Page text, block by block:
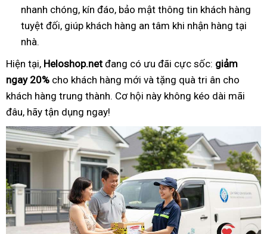
nhanh chóng, kín đáo, bảo mật thông tin khách hàng
tuyệt đối, giúp khách hàng an tâm khi nhận hàng tại
nhà.
Hiện tại, Heloshop.net đang có ưu đãi cực sốc: giảm
ngay 20% cho khách hàng mới và tặng quà tri ân cho
khách hàng trung thành. Cơ hội này không kéo dài mãi
đâu, hãy tận dụng ngay!